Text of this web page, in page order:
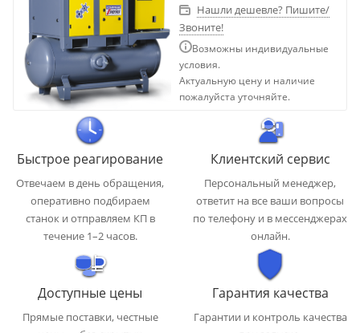
Нашли дешевле? Пишите/
Звоните!
Возможны индивидуальные
условия.
Актуальную цену и наличие
пожалуйста уточняйте.
Быстрое реагирование
Отвечаем в день обращения,
оперативно подбираем
станок и отправляем КП в
течение 1–2 часов.
Клиентский сервис
Персональный менеджер,
ответит на все ваши вопросы
по телефону и в мессенджерах
онлайн.
Доступные цены
Прямые поставки, честные
Гарантия качества
Гарантии и контроль качества